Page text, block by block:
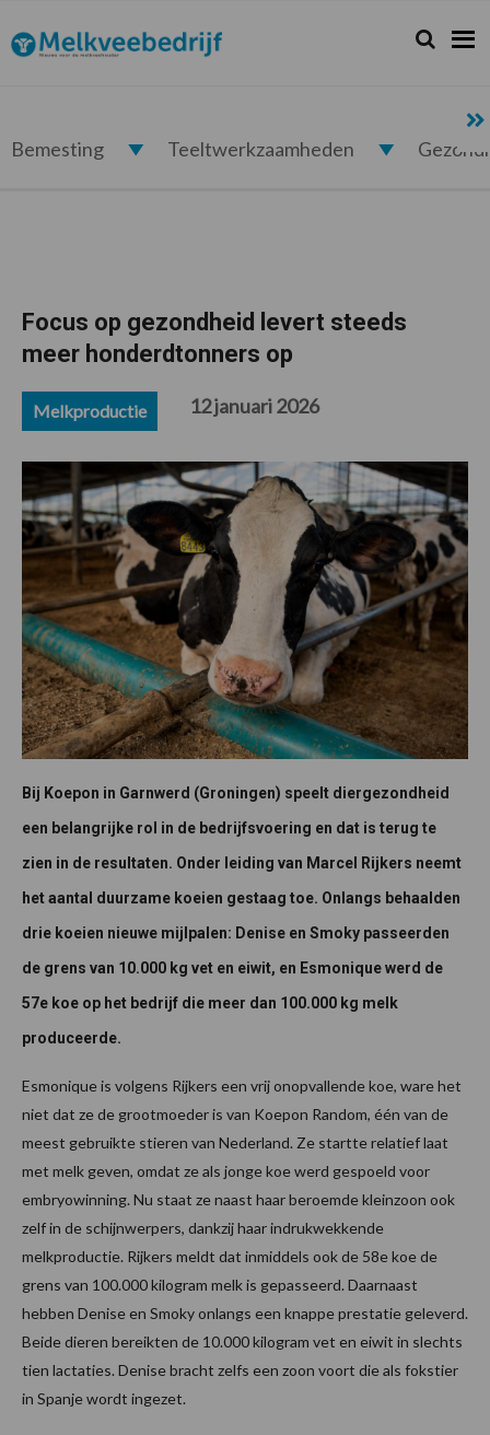
de
hoofdnavigatie
de
hoofd
de
eerste
de
voettekst
Melkveebedrijf.nl Zoeken...
Zoek
Bemesting Teeltwerkzaamheden
Focus op gezondheid levert steeds
meer honderdtonners op
Melkproductie 12 januari 2026
Bij Koepon in Garnwerd (Groningen) speelt diergezondheid
een belangrijke rol in de bedrijfsvoering en dat is terug te
zien in de resultaten. Onder leiding van Marcel Rijkers neemt
het aantal duurzame koeien gestaag toe. Onlangs behaalden
drie koeien nieuwe mijlpalen: Denise en Smoky passeerden
de grens van 10.000 kg vet en eiwit, en Esmonique werd de
57e koe op het bedrijf die meer dan 100.000 kg melk
produceerde.
Esmonique is volgens Rijkers een vrij onopvallende koe, ware het
niet dat ze de grootmoeder is van Koepon Random, één van de
meest gebruikte stieren van Nederland. Ze startte relatief laat
met melk geven, omdat ze als jonge koe werd gespoeld voor
embryowinning. Nu staat ze naast haar beroemde kleinzoon ook
zelf in de schijnwerpers, dankzij haar indrukwekkende
melkproductie. Rijkers meldt dat inmiddels ook de 58e koe de
grens van 100.000 kilogram melk is gepasseerd. Daarnaast
hebben Denise en Smoky onlangs een knappe prestatie geleverd.
Beide dieren bereikten de 10.000 kilogram vet en eiwit in slechts
tien lactaties. Denise bracht zelfs een zoon voort die als fokstier
in Spanje wordt ingezet.